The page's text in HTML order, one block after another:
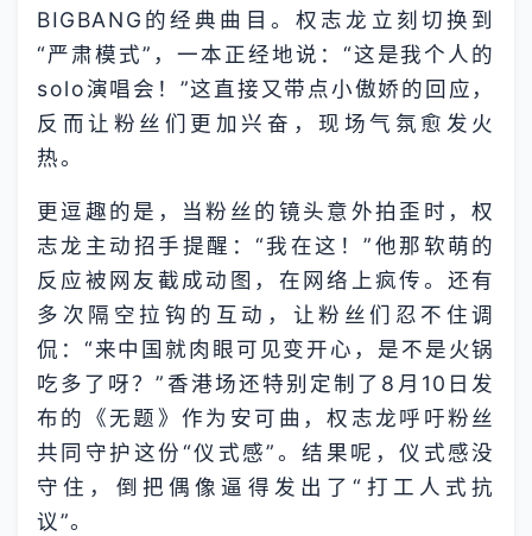
BIGBANG的经典曲目。权志龙立刻切换到
“严肃模式”，一本正经地说：“这是我个人的
solo演唱会！”这直接又带点小傲娇的回应，
反而让粉丝们更加兴奋，现场气氛愈发火
热。
更逗趣的是，当粉丝的镜头意外拍歪时，权
志龙主动招手提醒：“我在这！”他那软萌的
反应被网友截成动图，在网络上疯传。还有
多次隔空拉钩的互动，让粉丝们忍不住调
侃：“来中国就肉眼可见变开心，是不是火锅
吃多了呀？”香港场还特别定制了8月10日发
布的《无题》作为安可曲，权志龙呼吁粉丝
共同守护这份“仪式感”。结果呢，仪式感没
守住，倒把偶像逼得发出了“打工人式抗
议”。